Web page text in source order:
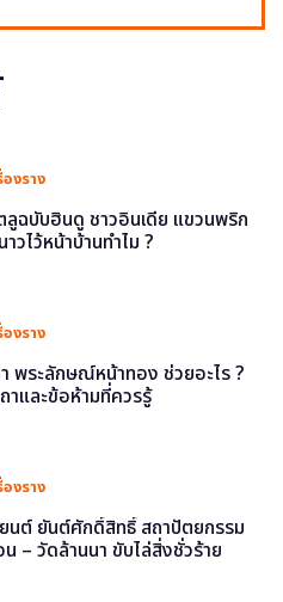
องราง
ลูฉบับฮินดู ชาวอินเดีย แขวนพริก
าวไว้หน้าบ้านทำไม ?
องราง
พระลักษณ์หน้าทอง ช่วยอะไร ?
าและข้อห้ามที่ควรรู้
องราง
นต์ ยันต์ศักดิ์สิทธิ์ สถาปัตยกรรม
น – วัดล้านนา ขับไล่สิ่งชั่วร้าย